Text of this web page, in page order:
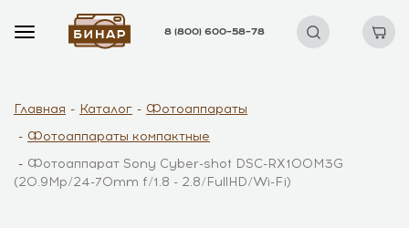
8 (800) 600–58–78
Главная Каталог
Фотоаппараты
Фотоаппараты компактные
Фотоаппарат Sony Cyber-shot DSC-RX100M3G
(20.9Mp/24-70mm f/1.8 - 2.8/FullHD/Wi-Fi)